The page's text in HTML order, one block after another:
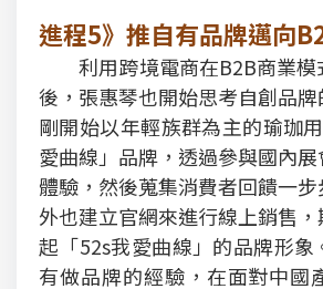
進程5》推自有品牌邁向
利用跨境電商在B2B商業模
後，張惠琴也開始思考自創品
剛開始以年輕族群為主的瑜珈
愛曲線」品牌，透過參與國內
體驗，然後蒐集消費者回饋一
外也建立官網來進行線上銷售
起「52s我愛曲線」的品牌形象
有做品牌的經驗，在面對中國